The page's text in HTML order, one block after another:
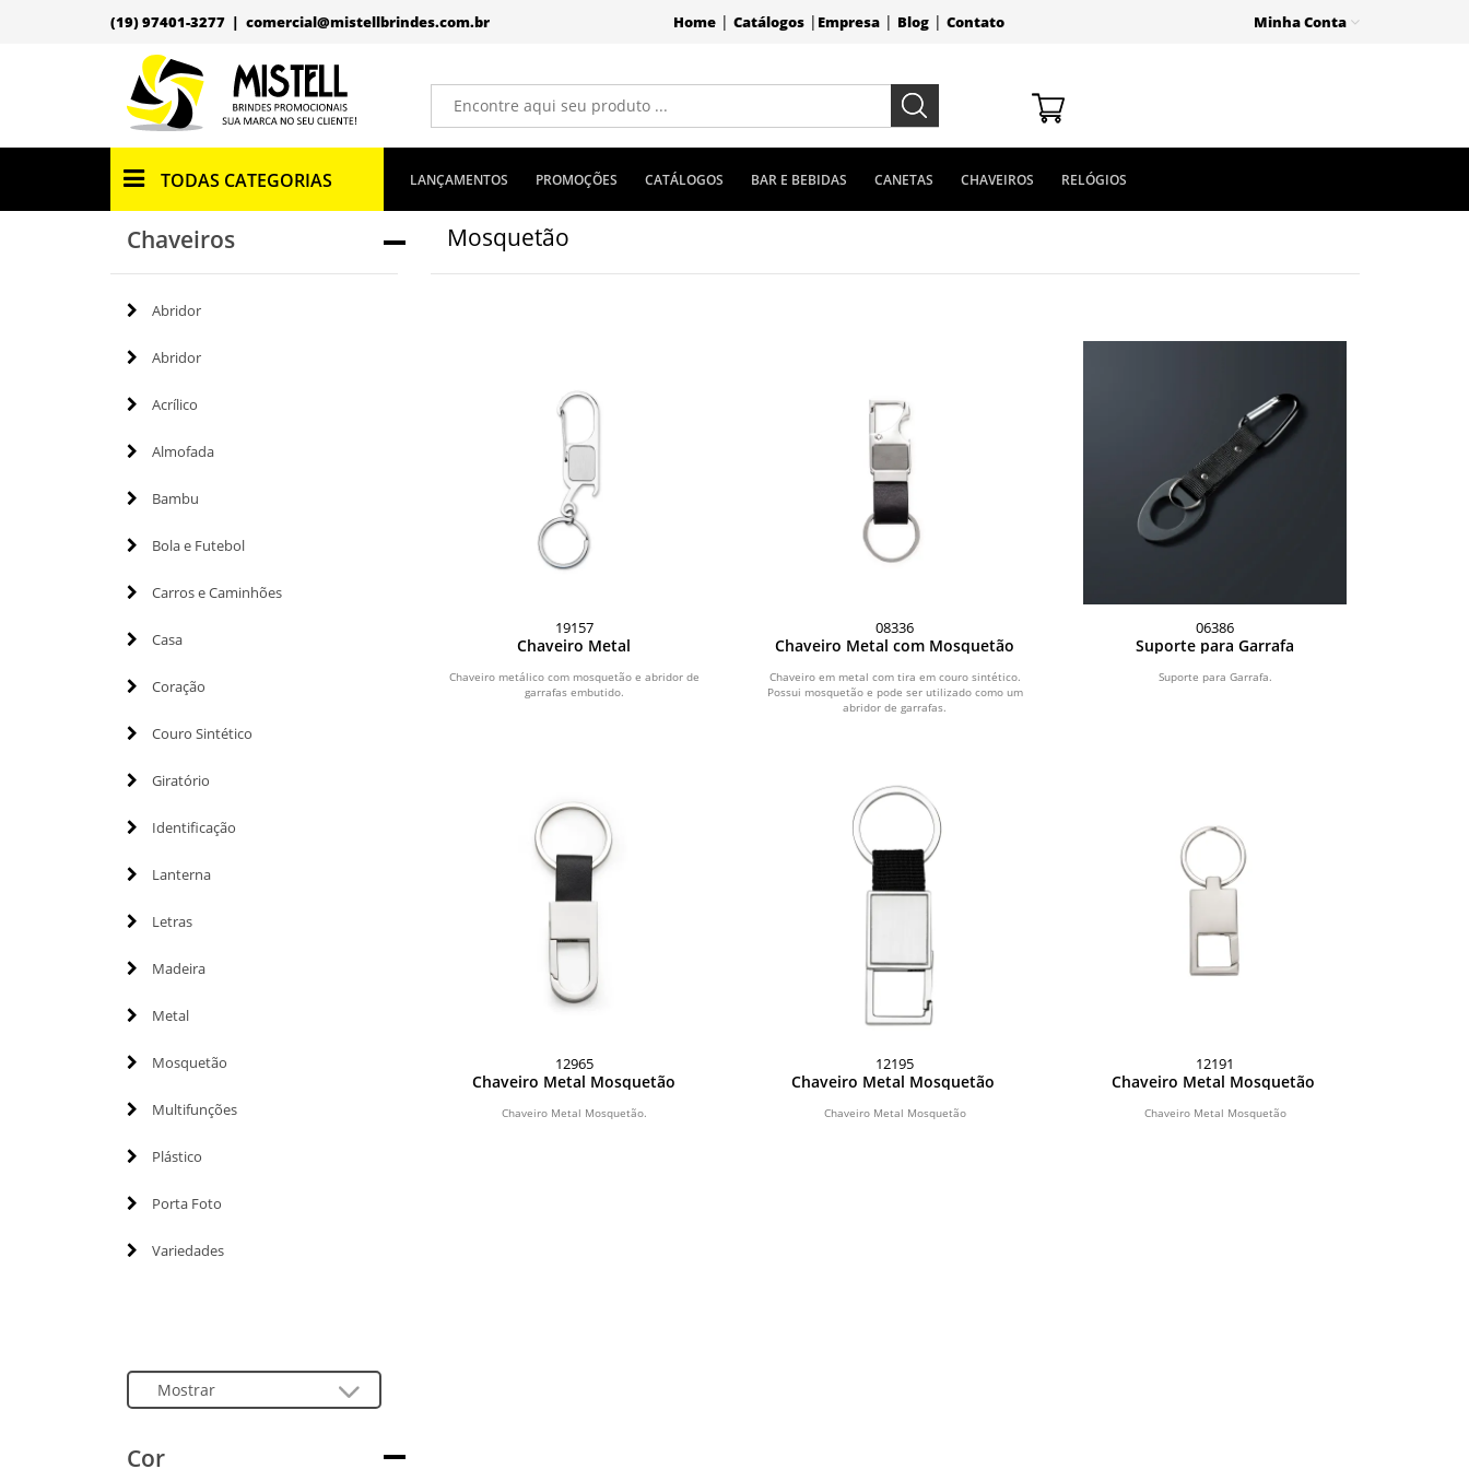
(19) 97401-3277 | comercial@mistellbrindes.com.br Home| Catálogos| Empresa| Blog| Contato Minha Conta
TODAS CATEGORIAS LANÇAMENTOS PROMOÇÕES CATÁLOGOS BAR E BEBIDAS CANETAS CHAVEIROS RELÓGIOS
Chaveiros
Abridor
Abridor
Acrílico
Almofada
Bambu
Bola e Futebol
Carros e Caminhões
Casa
Coração
Couro Sintético
Giratório
Identificação
Lanterna
Letras
Madeira
Metal
Mosquetão
Multifunções
Plástico
Porta Foto
Variedades
Cor
Mosquetão
19157
Chaveiro Metal
Chaveiro metálico com mosquetão e abridor de
garrafas embutido.
08336
Chaveiro Metal com Mosquetão
Chaveiro em metal com tira em couro sintético.
Possui mosquetão e pode ser utilizado como um
abridor de garrafas.
06386
Suporte para Garrafa
Suporte para Garrafa.
12965
Chaveiro Metal Mosquetão
Chaveiro Metal Mosquetão.
12195
Chaveiro Metal Mosquetão
Chaveiro Metal Mosquetão
12191
Chaveiro Metal Mosquetão
Chaveiro Metal Mosquetão